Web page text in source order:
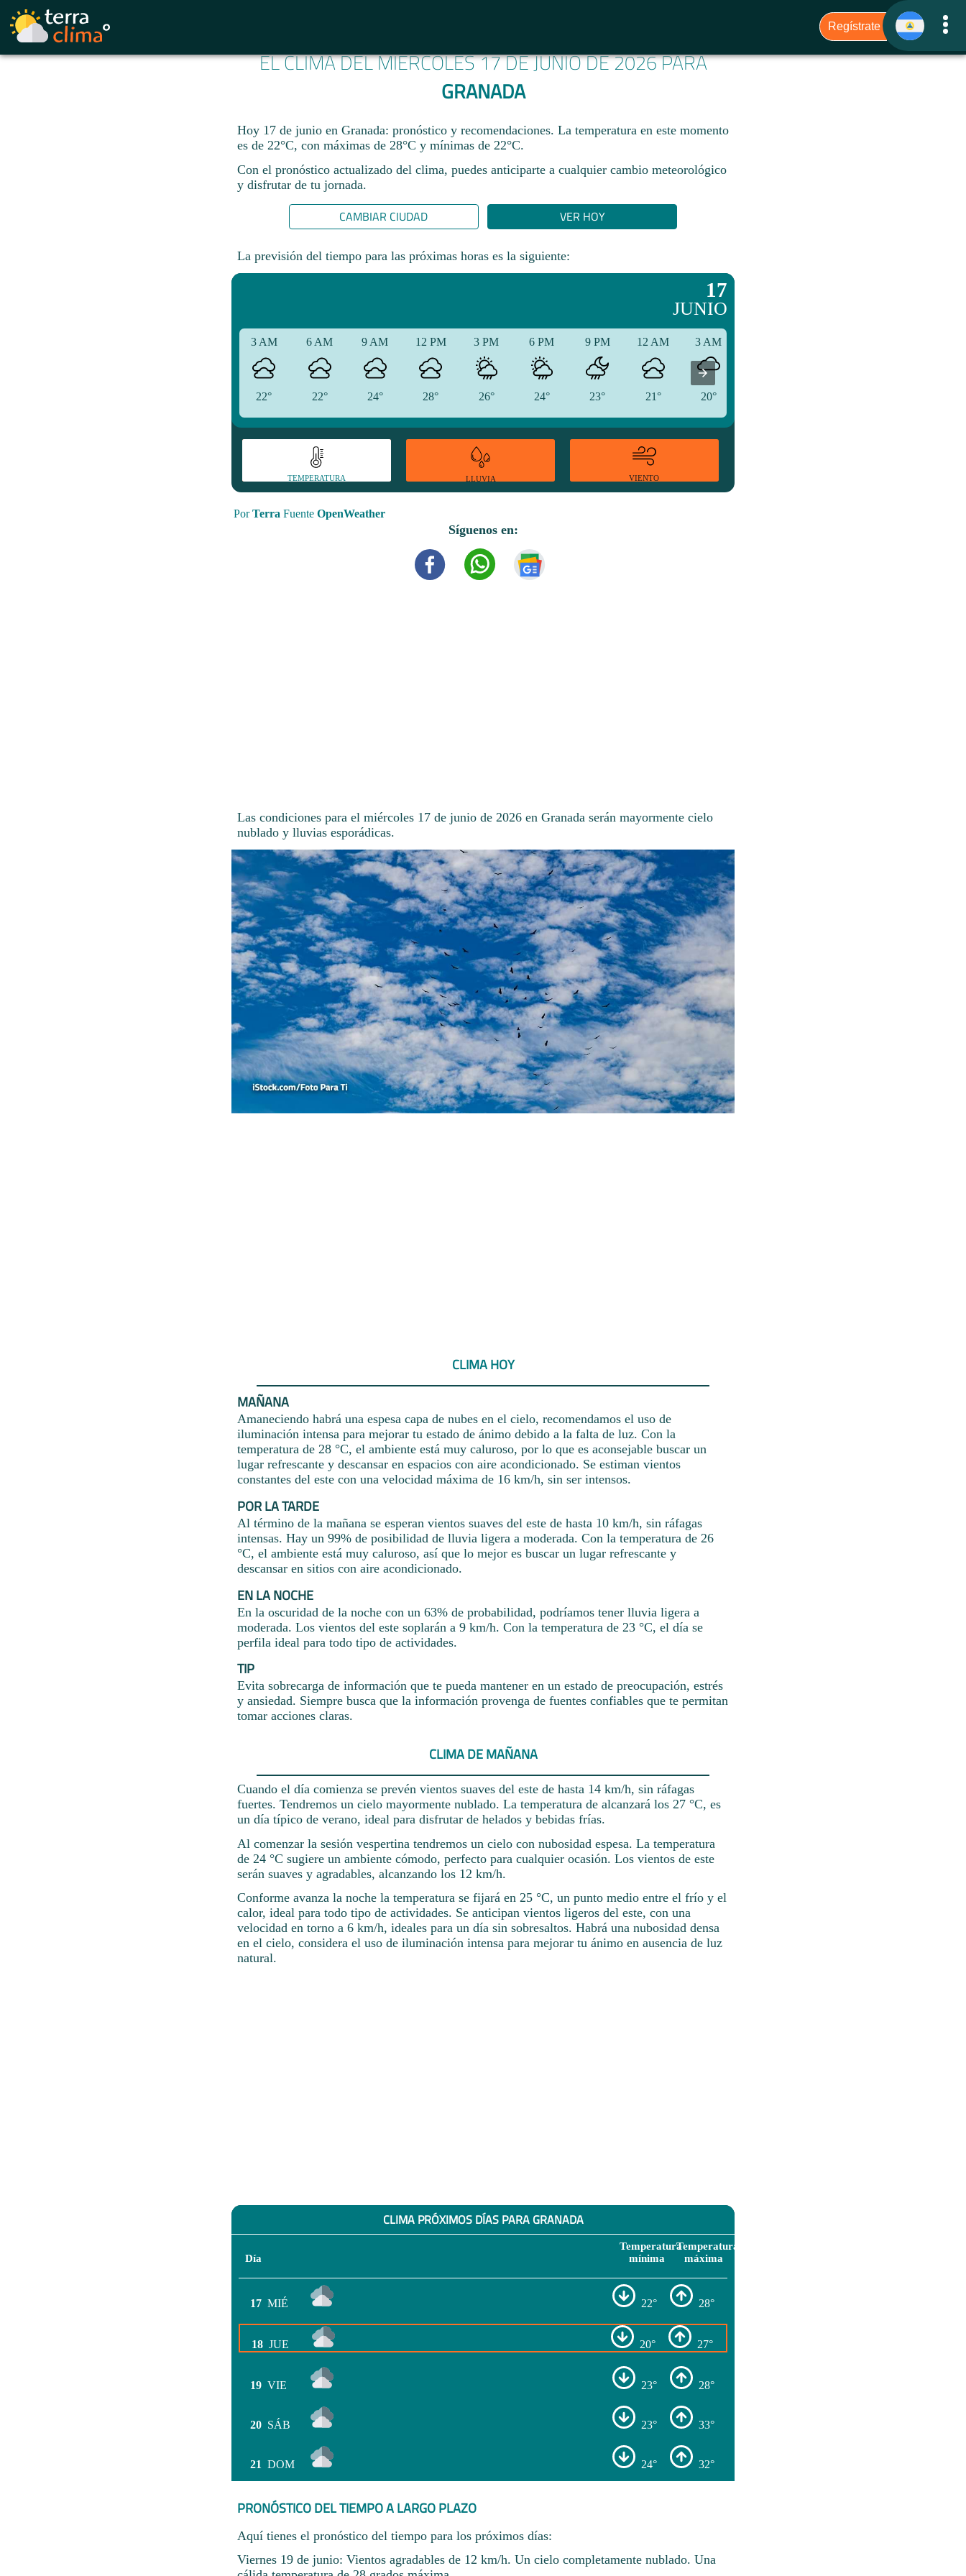
EL CLIMA DEL MIÉRCOLES 17 DE JUNIO DE 2026 PARA
GRANADA
Hoy 17 de junio en Granada: pronóstico y recomendaciones. La temperatura en este momento
es de 22°C, con máximas de 28°C y mínimas de 22°C.
Con el pronóstico actualizado del clima, puedes anticiparte a cualquier cambio meteorológico
y disfrutar de tu jornada.​
CAMBIAR CIUDAD VER HOY
La previsión del tiempo para las próximas horas es la siguiente:
17
JUNIO
3 AM
22°
6 AM
22°
9 AM
24°
12 PM
28°
3 PM
26°
6 PM
24°
9 PM
23°
12 AM
21°
3 AM
20°
TEMPERATURA LLUVIA VIENTO
PorTerra Fuente OpenWeather
Síguenos en:
Las condiciones para el miércoles 17 de junio de 2026 en Granada serán mayormente cielo
nublado y lluvias esporádicas.
CLIMA HOY
MAÑANA
Amaneciendo habrá una espesa capa de nubes en el cielo, recomendamos el uso de
iluminación intensa para mejorar tu estado de ánimo debido a la falta de luz. Con la
temperatura de 28 °C, el ambiente está muy caluroso, por lo que es aconsejable buscar un
lugar refrescante y descansar en espacios con aire acondicionado. Se estiman vientos
constantes del este con una velocidad máxima de 16 km/h, sin ser intensos.
POR LA TARDE
Al término de la mañana se esperan vientos suaves del este de hasta 10 km/h, sin ráfagas
intensas. Hay un 99% de posibilidad de lluvia ligera a moderada. Con la temperatura de 26
°C, el ambiente está muy caluroso, así que lo mejor es buscar un lugar refrescante y
descansar en sitios con aire acondicionado.
EN LA NOCHE
En la oscuridad de la noche con un 63% de probabilidad, podríamos tener lluvia ligera a
moderada. Los vientos del este soplarán a 9 km/h. Con la temperatura de 23 °C, el día se
perfila ideal para todo tipo de actividades.
TIP
Evita sobrecarga de información que te pueda mantener en un estado de preocupación, estrés
y ansiedad. Siempre busca que la información provenga de fuentes confiables que te permitan
tomar acciones claras.
CLIMA DE MAÑANA
Cuando el día comienza se prevén vientos suaves del este de hasta 14 km/h, sin ráfagas
fuertes. Tendremos un cielo mayormente nublado. La temperatura de alcanzará los 27 °C, es
un día típico de verano, ideal para disfrutar de helados y bebidas frías.
Al comenzar la sesión vespertina tendremos un cielo con nubosidad espesa. La temperatura
de 24 °C sugiere un ambiente cómodo, perfecto para cualquier ocasión. Los vientos de este
serán suaves y agradables, alcanzando los 12 km/h.
Conforme avanza la noche la temperatura se fijará en 25 °C, un punto medio entre el frío y el
calor, ideal para todo tipo de actividades. Se anticipan vientos ligeros del este, con una
velocidad en torno a 6 km/h, ideales para un día sin sobresaltos. Habrá una nubosidad densa
en el cielo, considera el uso de iluminación intensa para mejorar tu ánimo en ausencia de luz
natural.
CLIMA PRÓXIMOS DÍAS PARA GRANADA
Día
Temperatura
mínima
Temperatura
máxima
17 MIÉ 22° 28°
18 JUE 20° 27°
19 VIE 23° 28°
20 SÁB 23° 33°
21 DOM 24° 32°
PRONÓSTICO DEL TIEMPO A LARGO PLAZO
Aquí tienes el pronóstico del tiempo para los próximos días:
Viernes 19 de junio: Vientos agradables de 12 km/h. Un cielo completamente nublado. Una